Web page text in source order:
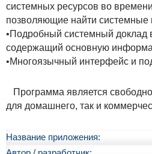
системных ресурсов во
позволяющие найти системные
•Подробный системный доклад
содержащий основную
•Многоязычный интерфейс и
Программа является
для домашнего, так и
Название приложения: